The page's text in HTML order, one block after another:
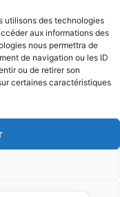
utilisons des technologies
aux informations des
nous permettra de
de navigation ou les ID
ou de retirer son
certaines caractéristiques